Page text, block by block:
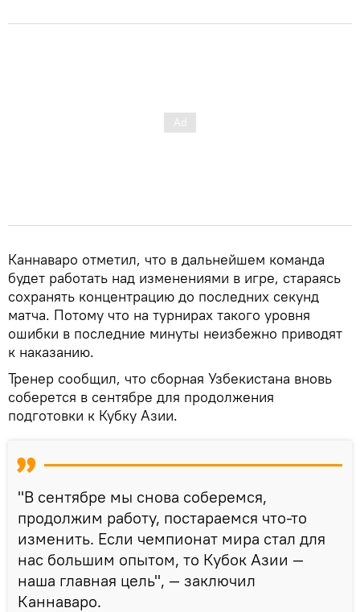
Каннаваро отметил, что в дальнейшем команда
будет работать над изменениями в игре, стараясь
сохранять концентрацию до последних секунд
матча. Потому что на турнирах такого уровня
ошибки в последние минуты неизбежно приводят
к наказанию.
Тренер сообщил, что сборная Узбекистана вновь
соберется в сентябре для продолжения
подготовки к Кубку Азии.
"В сентябре мы снова соберемся,
продолжим работу, постараемся что-то
изменить. Если чемпионат мира стал для
нас большим опытом, то Кубок Азии —
наша главная цель", — заключил
Каннаваро.